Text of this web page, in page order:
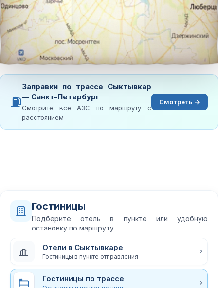
⛽
Заправки по трассе Сыктывкар
— Санкт-Петербург
Смотрите все АЗС по маршруту с
расстоянием
Смотреть →
Гостиницы
Подберите отель в пункте или удобную
остановку по маршруту
Отели в Сыктывкаре
Гостиницы в пункте отправления
Гостиницы по трассе